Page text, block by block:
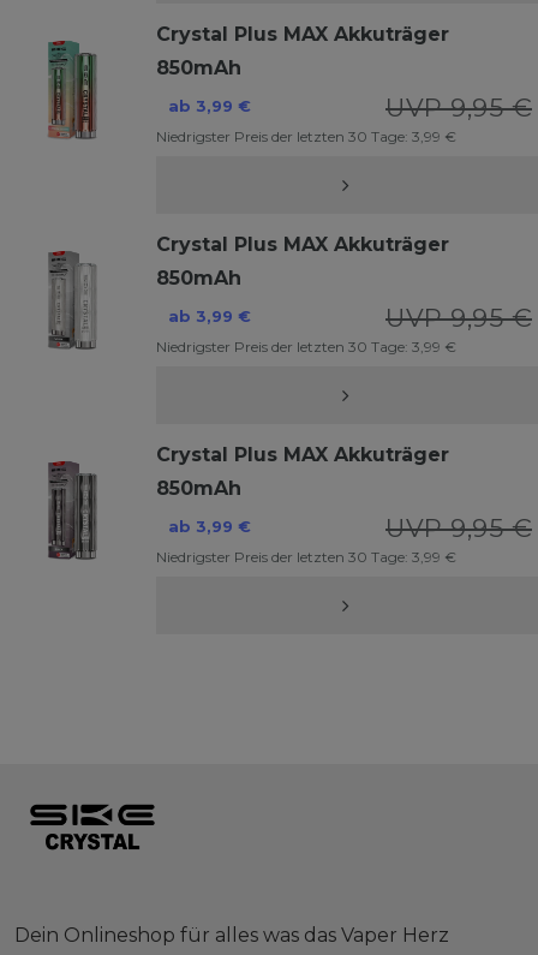
Crystal Plus MAX Akkuträger
850mAh
UVP 9,95 €
ab 3,99 €
Niedrigster Preis der letzten 30 Tage: 3,99 €
Crystal Plus MAX Akkuträger
850mAh
UVP 9,95 €
ab 3,99 €
Niedrigster Preis der letzten 30 Tage: 3,99 €
Crystal Plus MAX Akkuträger
850mAh
UVP 9,95 €
ab 3,99 €
Niedrigster Preis der letzten 30 Tage: 3,99 €
Dein Onlineshop für alles was das Vaper Herz